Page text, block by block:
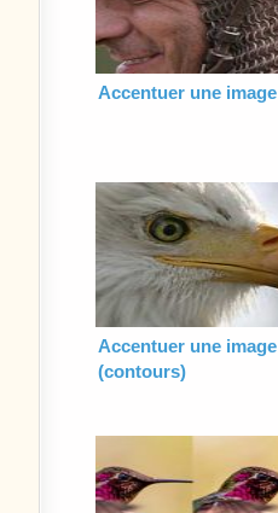
Accentuer une image
Accentuer une image
(contours)